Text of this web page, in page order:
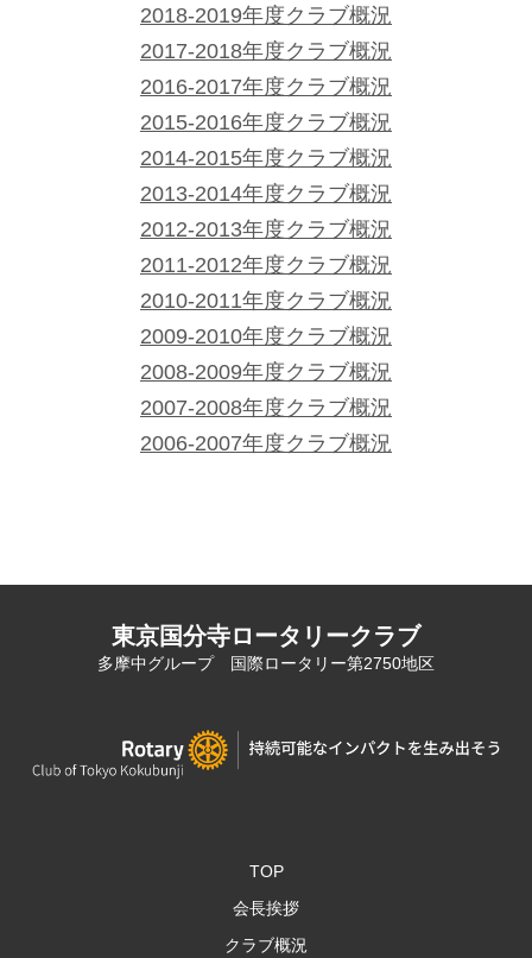
2018-2019年度クラブ概況
2017-2018年度クラブ概況
2016-2017年度クラブ概況
2015-2016年度クラブ概況
2014-2015年度クラブ概況
2013-2014年度クラブ概況
2012-2013年度クラブ概況
2011-2012年度クラブ概況
2010-2011年度クラブ概況
2009-2010年度クラブ概況
2008-2009年度クラブ概況
2007-2008年度クラブ概況
2006-2007年度クラブ概況
東京国分寺ロータリークラブ
多摩中グループ 国際ロータリー第2750地区
TOP
会長挨拶
クラブ概況